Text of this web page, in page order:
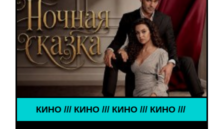
КИНО /// КИНО /// КИНО /// КИНО ///